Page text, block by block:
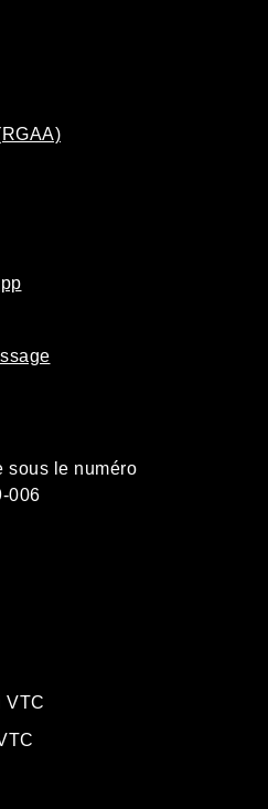
sous le numéro
006
VTC